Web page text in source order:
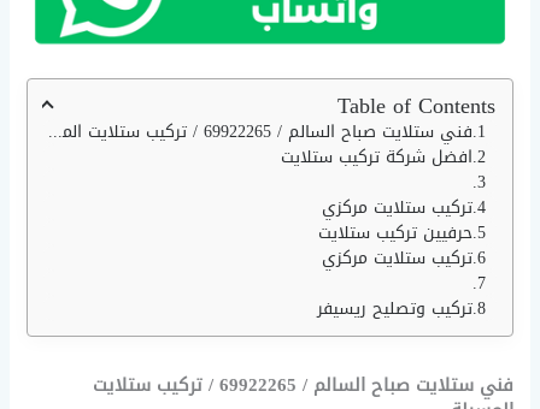
Table of Contents
فني ستلايت صباح السالم / 69922265 / تركيب ستلايت المسيلة
افضل شركة تركيب ستلايت
تركيب ستلايت مركزي
حرفيين تركيب ستلايت
تركيب ستلايت مركزي
تركيب وتصليح ريسيفر
فني ستلايت صباح السالم / 69922265 / تركيب ستلايت